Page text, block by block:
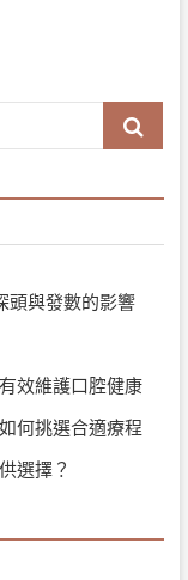
Search
頭與發數的影響
效維護口腔健康
何挑選合適療程
選擇？